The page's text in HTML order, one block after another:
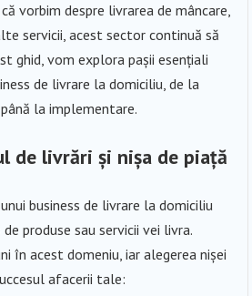
vorbim despre livrarea de mâncare,
servicii, acest sector continuă să
ghid, vom explora pașii esențiali
de livrare la domiciliu, de la
la implementare.
de livrări și nișa de piață
business de livrare la domiciliu
produse sau servicii vei livra.
în acest domeniu, iar alegerea nișei
afacerii tale: